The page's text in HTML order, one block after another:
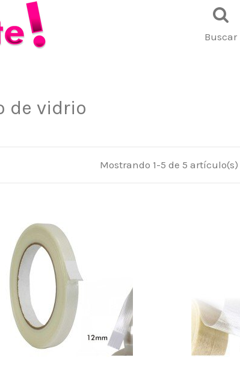
Buscar
de vidrio
Mostrando 1-5 de 5 artículo(s)